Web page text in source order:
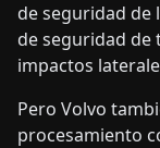
de seguridad de
de seguridad de
impactos
Pero Volvo
procesamiento